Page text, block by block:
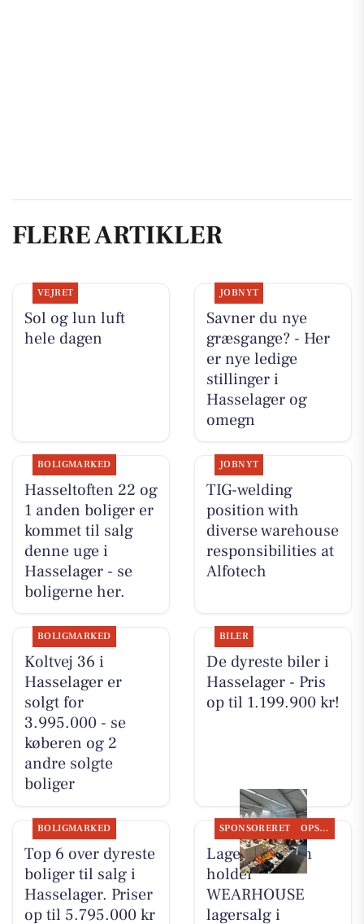
FLERE ARTIKLER
VEJRET
Sol og lun luft
hele dagen
JOBNYT
Savner du nye
græsgange? - Her
er nye ledige
stillinger i
Hasselager og
omegn
BOLIGMARKED
Hasseltoften 22 og
1 anden boliger er
kommet til salg
denne uge i
Hasselager - se
boligerne her.
JOBNYT
TIG-welding
position with
diverse warehouse
responsibilities at
Alfotech
BOLIGMARKED
Koltvej 36 i
Hasselager er
solgt for
3.995.000 - se
køberen og 2
andre solgte
boliger
BILER
De dyreste biler i
Hasselager - Pris
op til 1.199.900 kr!
BOLIGMARKED
Top 6 over dyreste
boliger til salg i
Hasselager. Priser
op til 5.795.000 kr
SPONSORERET OPSLAGSTAVLEN
Lagersalg.com
holder
WEARHOUSE
lagersalg i